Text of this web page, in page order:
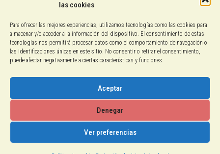
las cookies
Para ofrecer las mejores experiencias, utilizamos tecnologías como las cookies para
almacenar y/o acceder a la información del dispositivo. El consentimiento de estas
tecnologías nos permitirá procesar datos como el comportamiento de navegación o
las identificaciones únicas en este sitio. No consentir o retirar el consentimiento,
puede afectar negativamente a ciertas características y funciones.
Aceptar
Denegar
Ver preferencias
Conocenos
Pagos con PayPal